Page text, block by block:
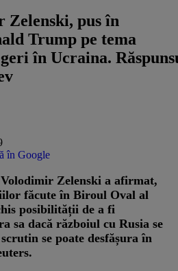
pus în
Trump pe tema
în Ucraina.
în Google
Zelenski a afirmat,
făcute în Biroul Oval al
posibilității de a fi
sa dacă războiul cu Rusia se
se poate desfășura în